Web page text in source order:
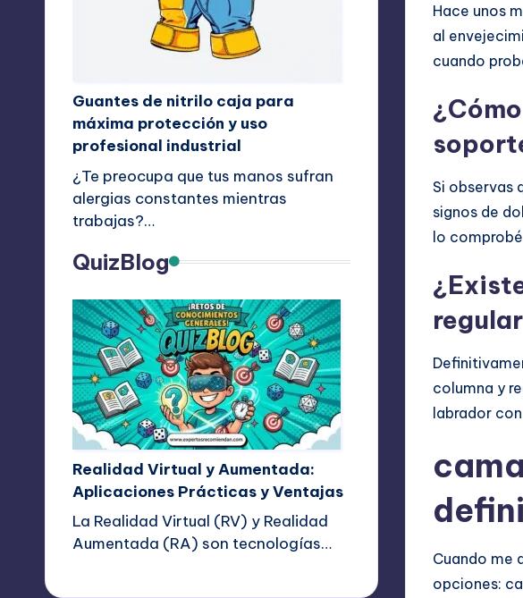
Hace unos
al
cuando
Si observas
signos de
lo
columna y
labrador
Cuando me
opciones:
Guantes de nitrilo caja para
máxima protección y uso
profesional industrial
¿Te preocupa que tus manos sufran
alergias constantes mientras
trabajas?…
QuizBlog
Realidad Virtual y Aumentada:
Aplicaciones Prácticas y Ventajas
La Realidad Virtual (RV) y Realidad
Aumentada (RA) son tecnologías…